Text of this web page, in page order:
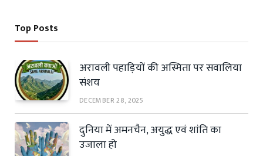
Top Posts
अरावली पहाड़ियों की अस्मिता पर सवालिया
संशय
DECEMBER 28, 2025
दुनिया में अमनचैन, अयुद्ध एवं शांति का
उजाला हो